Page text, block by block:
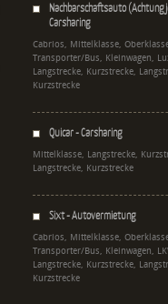
Nachbarschaftsauto (Achtung
Carsharing
Cabrios, Mittelklasse,
Transporter/Bus, Kleinwagen,
Langstrecke, Kurzstrecke,
Kurzstrecke
Quicar - Carsharing
Mittelklasse, Langstrecke,
Langstrecke, Kurzstrecke
Sixt - Autovermietung
Cabrios, Mittelklasse,
Transporter/Bus, Kleinwagen,
Langstrecke, Kurzstrecke,
Kurzstrecke